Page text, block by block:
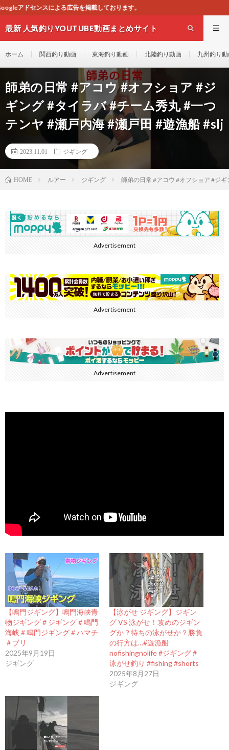
しております。
最新 人気釣りYOUTUBE動画まとめサイト
ホーム 関西釣り動画 東海釣り動画 北陸釣り動画 九州釣り
師弟の日常 #アコウ #オフショア #ジ
ギング #タイラバ #チーム秀丸 #一つ
テンヤ #瀬戸内海 #瀬戸田 #遊漁船 #slj
2023.11.01 ジギング
HOME ルアー ジギング 師弟の日常 #アコウ #オフショア #ジ
Advertisement
Advertisement
Advertisement
【鳴門ジギング】鳴門海峡青
物ジギング＃ジギング＃鳴門
海峡＃鳴門ジギング＃ハマチ
＃ブリ
2025年9月19日
ジギング
【泳がせ ジギング】ジギン
グ VS 泳がせ！攻めのジギン
グか？待ちの泳がせか？勝負
の行方は…#遊漁船
nofishingnolife #ジギング #
泳がせ釣り #fishing #shorts
2025年8月27日
ジギング